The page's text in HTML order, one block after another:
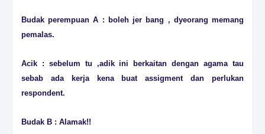
Budak perempuan A : boleh jer bang , dyeorang memang
pemalas.
Acik : sebelum tu ,adik ini berkaitan dengan agama tau
sebab ada kerja kena buat assigment dan perlukan
respondent.
Budak B : Alamak!!